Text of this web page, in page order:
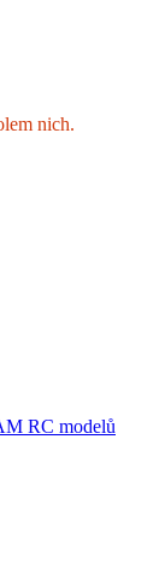
nich.
RC modelů